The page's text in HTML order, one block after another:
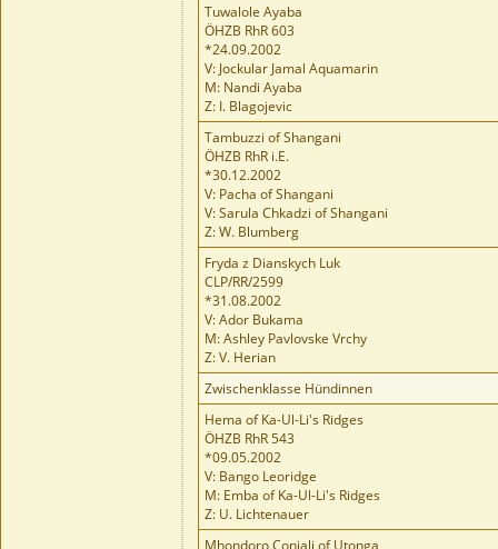
Tuwalole Ayaba
ÖHZB RhR 603
*24.09.2002
V: Jockular Jamal Aquamarin
M: Nandi Ayaba
Z: I. Blagojevic
Tambuzzi of Shangani
ÖHZB RhR i.E.
*30.12.2002
V: Pacha of Shangani
V: Sarula Chkadzi of Shangani
Z: W. Blumberg
Fryda z Dianskych Luk
CLP/RR/2599
*31.08.2002
V: Ador Bukama
M: Ashley Pavlovske Vrchy
Z: V. Herian
Zwischenklasse Hündinnen
Hema of Ka-Ul-Li's Ridges
ÖHZB RhR 543
*09.05.2002
V: Bango Leoridge
M: Emba of Ka-Ul-Li's Ridges
Z: U. Lichtenauer
Mhondoro Conjali of Utonga